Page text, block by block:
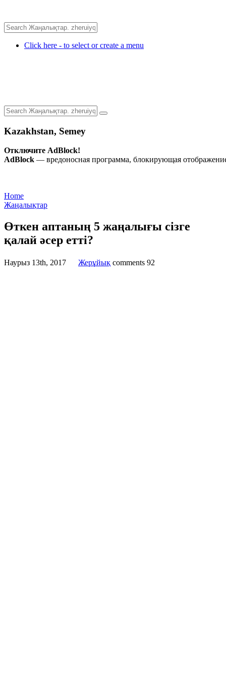
Click here - to select or create a menu
Kazakhstan, Semey
Отключите AdBlock!
AdBlock — вредоносная программа, блокирующая
Home
Жаңалықтар
Өткен аптаның 5 жаңалығы сізге
қалай әсер етті?
Наурыз 13th, 2017 Жерұйық comments 92